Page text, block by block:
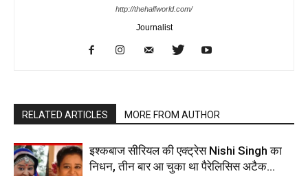
http://thehalfworld.com/
Journalist
RELATED ARTICLES MORE FROM AUTHOR
इश्कबाज सीरियल की एक्ट्रेस Nishi Singh का
निधन, तीन बार आ चुका था पैरेलिसिस अटैक…